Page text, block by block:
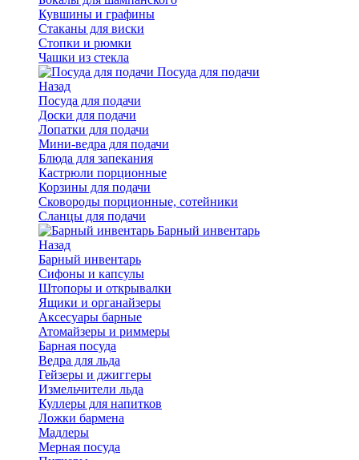
Кувшины и графины
Стаканы для виски
Стопки и рюмки
Чашки из стекла
Посуда для подачи
Назад
Посуда для подачи
Доски для подачи
Лопатки для подачи
Мини-ведра для подачи
Блюда для запекания
Кастрюли порционные
Корзины для подачи
Сковороды порционные, сотейники
Сланцы для подачи
Барный инвентарь
Назад
Барный инвентарь
Сифоны и капсулы
Штопоры и открывалки
Ящики и органайзеры
Аксесуары барные
Атомайзеры и риммеры
Барная посуда
Ведра для льда
Гейзеры и джиггеры
Измельчители льда
Куллеры для напитков
Ложки бармена
Мадлеры
Мерная посуда